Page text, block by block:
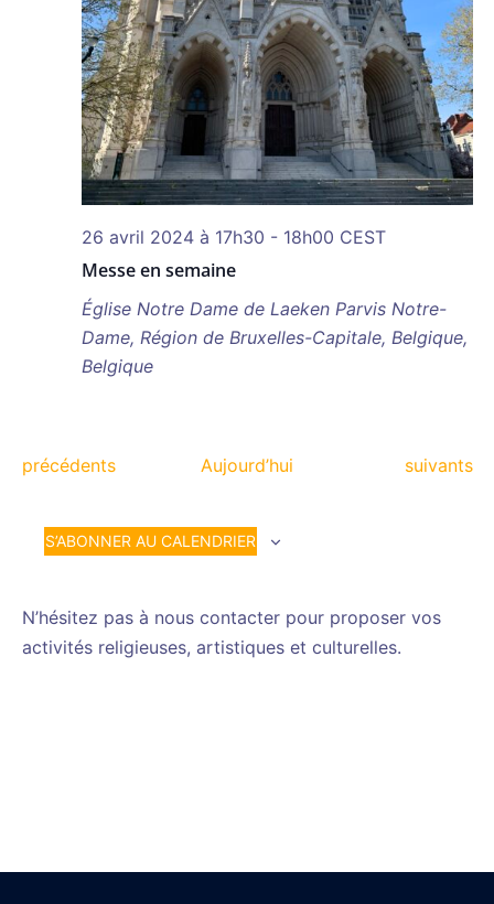
Messe en semaine
26 avril 2024 à 17h30 - 18h00 CEST
Église Notre Dame de Laeken Parvis Notre-
Dame, Région de Bruxelles-Capitale, Belgique,
Belgique
Évènements
précédents Aujourd’hui suivants
S’ABONNER AU CALENDRIER
N’hésitez pas à nous contacter pour proposer vos
activités religieuses, artistiques et culturelles.